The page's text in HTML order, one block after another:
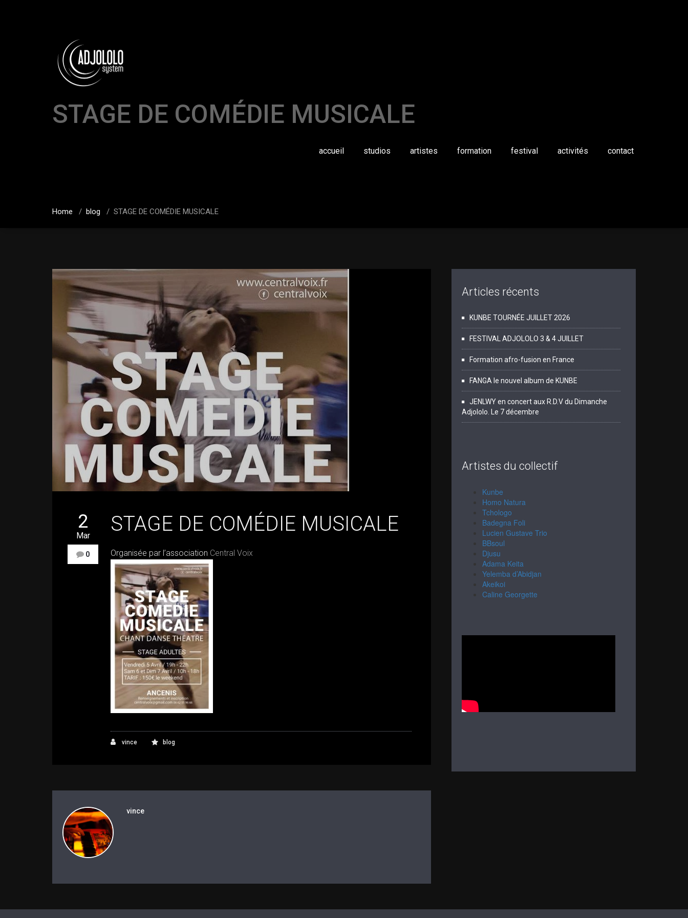
accueil studios artistes formation festival activités contact
STAGE DE COMÉDIE MUSICALE
Home / blog / STAGE DE COMÉDIE MUSICALE
2
Mar
0
STAGE DE COMÉDIE MUSICALE
Organisée par l’association Central Voix
vince blog
vince
Articles récents
KUNBE TOURNÉE JUILLET 2026
FESTIVAL ADJOLOLO 3 & 4 JUILLET
Formation afro-fusion en France
FANGA le nouvel album de KUNBE
JENLWY en concert aux R.D.V du Dimanche
Adjololo. Le 7 décembre
Artistes du collectif
Kunbe
Homo Natura
Tchologo
Badegna Foli
Lucien Gustave Trio
BBsoul
Djusu
Adama Keita
Yelemba d’Abidjan
Akeikoi
Caline Georgette